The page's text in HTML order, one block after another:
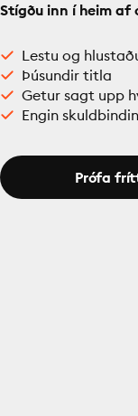
Stígðu inn í heim af
Lestu og
Þúsundir titla
Getur sagt upp
Engin
Prófa